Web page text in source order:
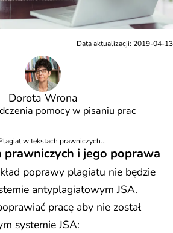
Dorota Wrona
pomocy w pisaniu prac
Data aktualizacji: 2019-04-13
w tekstach prawniczych...
i jego poprawa
poprawy plagiatu nie będzie
antyplagiatowym JSA.
pracę aby nie został
systemie JSA: